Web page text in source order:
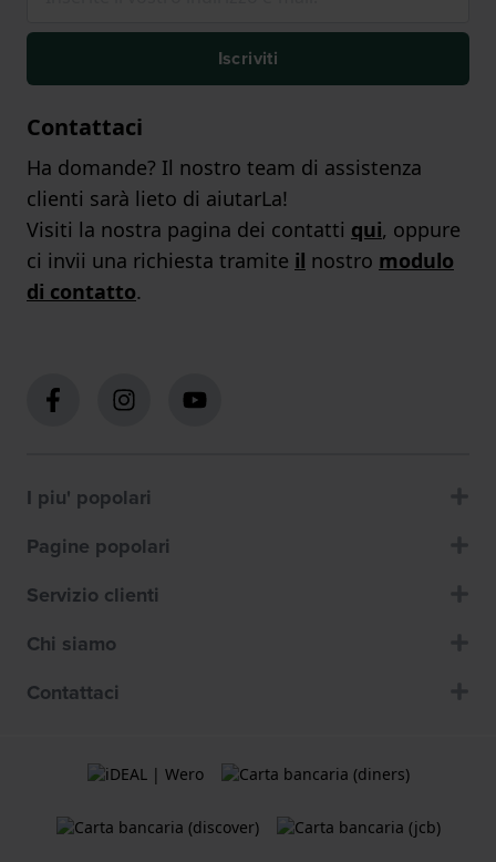
Iscriviti
Contattaci
Ha domande? Il nostro team di assistenza
clienti sarà lieto di aiutarLa!
Visiti la nostra pagina dei contatti qui, oppure
ci invii una richiesta tramite il nostro modulo
di contatto.
I piu' popolari
Pagine popolari
Servizio clienti
Chi siamo
Contattaci